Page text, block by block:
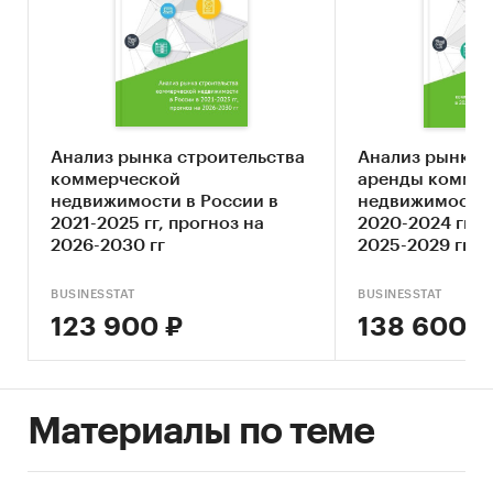
STEP-анализ факторов, влияющих на рынок
строительства коммерческой
недвижимости
Описание основных конкурентов
Оценка текущих тенденций и перспектив
развития рынка
Анализ отраслевых показателей финансово-
экономической деятельности
предполагаемого потенциала рынка
Оценка факторов инвестиционной
коммерческой недвижимости
Составление прогноза развития рынка до
Анализ рынка строительства
коммерческой
недвижимости в России в
2021-2025 гг, прогноз на
2026-2030 гг
BUSINESSTAT
123 900 ₽
Анализ рынка
аренды
недвижимости
2020-2024 гг,
2025-2029 гг
BUSINESSTAT
138 600 ₽
Материалы по теме